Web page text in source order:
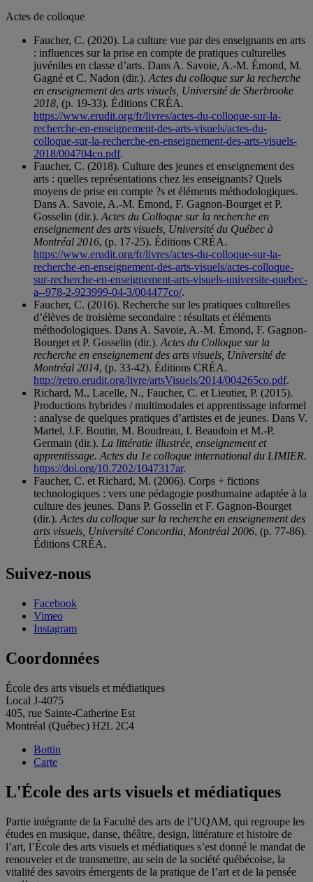
Actes de colloque
Faucher, C. (2020). La culture vue par des enseignants en arts
: influences sur la prise en compte de pratiques culturelles
juvéniles en classe d’arts. Dans A. Savoie, A.-M. Émond, M.
Gagné et C. Nadon (dir.). Actes du colloque sur la recherche
en enseignement des arts visuels, Université de Sherbrooke
2018, (p. 19-33). Éditions CRÉA.
https://www.erudit.org/fr/livres/actes-du-colloque-sur-la-
recherche-en-enseignement-des-arts-visuels/actes-du-
colloque-sur-la-recherche-en-enseignement-des-arts-visuels-
2018/004704co.pdf.
Faucher, C. (2018). Culture des jeunes et enseignement des
arts : quelles représentations chez les enseignants? Quels
moyens de prise en compte ?s et éléments méthodologiques.
Dans A. Savoie, A.-M. Émond, F. Gagnon-Bourget et P.
Gosselin (dir.). Actes du Colloque sur la recherche en
enseignement des arts visuels, Université du Québec à
Montréal 2016, (p. 17-25). Éditions CRÉA.
https://www.erudit.org/fr/livres/actes-du-colloque-sur-la-
recherche-en-enseignement-des-arts-visuels/actes-colloque-
sur-recherche-en-enseignement-arts-visuels-universite-quebec-
a--978-2-923999-04-3/004477co/.
Faucher, C. (2016). Recherche sur les pratiques culturelles
d’élèves de troisième secondaire : résultats et éléments
méthodologiques. Dans A. Savoie, A.-M. Émond, F. Gagnon-
Bourget et P. Gosselin (dir.). Actes du Colloque sur la
recherche en enseignement des arts visuels, Université de
Montréal 2014, (p. 33-42). Éditions CRÉA.
http://retro.erudit.org/livre/artsVisuels/2014/004265co.pdf.
Richard, M., Lacelle, N., Faucher, C. et Lieutier, P. (2015).
Productions hybrides / multimodales et apprentissage informel
: analyse de quelques pratiques d’artistes et de jeunes. Dans V.
Martel, J.F. Boutin, M. Boudreau, I. Beaudoin et M.-P.
Germain (dir.). La littératie illustrée, enseignement et
apprentissage. Actes du 1e colloque international du LIMIER.
https://doi.org/10.7202/1047317ar.
Faucher, C. et Richard, M. (2006). Corps + fictions
technologiques : vers une pédagogie posthumaine adaptée à la
culture des jeunes. Dans P. Gosselin et F. Gagnon-Bourget
(dir.). Actes du colloque sur la recherche en enseignement des
arts visuels, Université Concordia, Montréal 2006, (p. 77-86).
Éditions CRÉA.
Suivez-nous
Facebook
Vimeo
Instagram
Coordonnées
École des arts visuels et médiatiques
Local J-4075
405, rue Sainte-Catherine Est
Montréal (Québec) H2L 2C4
Bottin
Carte
L'École des arts visuels et médiatiques
Partie intégrante de la Faculté des arts de l’UQAM, qui regroupe les
études en musique, danse, théâtre, design, littérature et histoire de
l’art, l’École des arts visuels et médiatiques s’est donné le mandat de
renouveler et de transmettre, au sein de la société québécoise, la
vitalité des savoirs émergents de la pratique de l’art et de la pensée